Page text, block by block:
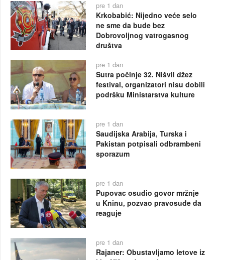
pre 1 dan
Krkobabić: Nijedno veće selo
ne sme da bude bez
Dobrovoljnog vatrogasnog
društva
pre 1 dan
Sutra počinje 32. Nišvil džez
festival, organizatori nisu dobili
podršku Ministarstva kulture
pre 1 dan
Saudijska Arabija, Turska i
Pakistan potpisali odbrambeni
sporazum
pre 1 dan
Pupovac osudio govor mržnje
u Kninu, pozvao pravosuđe da
reaguje
pre 1 dan
Rajaner: Obustavljamo letove iz